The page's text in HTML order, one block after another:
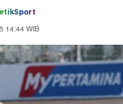
14:44 WIB